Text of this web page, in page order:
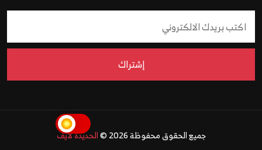
إشتراك
جميع الحقوق محفوظة 2026 © الحديدة لايف